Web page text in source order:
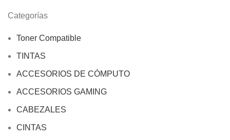
Categorías
Toner Compatible
TINTAS
ACCESORIOS DE CÓMPUTO
ACCESORIOS GAMING
CABEZALES
CINTAS